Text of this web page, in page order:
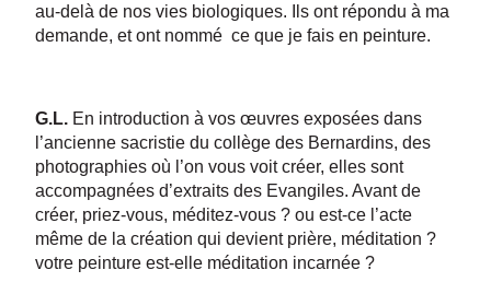
au-delà de nos vies biologiques. Ils ont répondu à ma
demande, et ont nommé ce que je fais en peinture.
G.L. En introduction à vos œuvres exposées dans
l’ancienne sacristie du collège des Bernardins, des
photographies où l’on vous voit créer, elles sont
accompagnées d’extraits des Evangiles. Avant de
créer, priez-vous, méditez-vous ? ou est-ce l’acte
même de la création qui devient prière, méditation ?
votre peinture est-elle méditation incarnée ?